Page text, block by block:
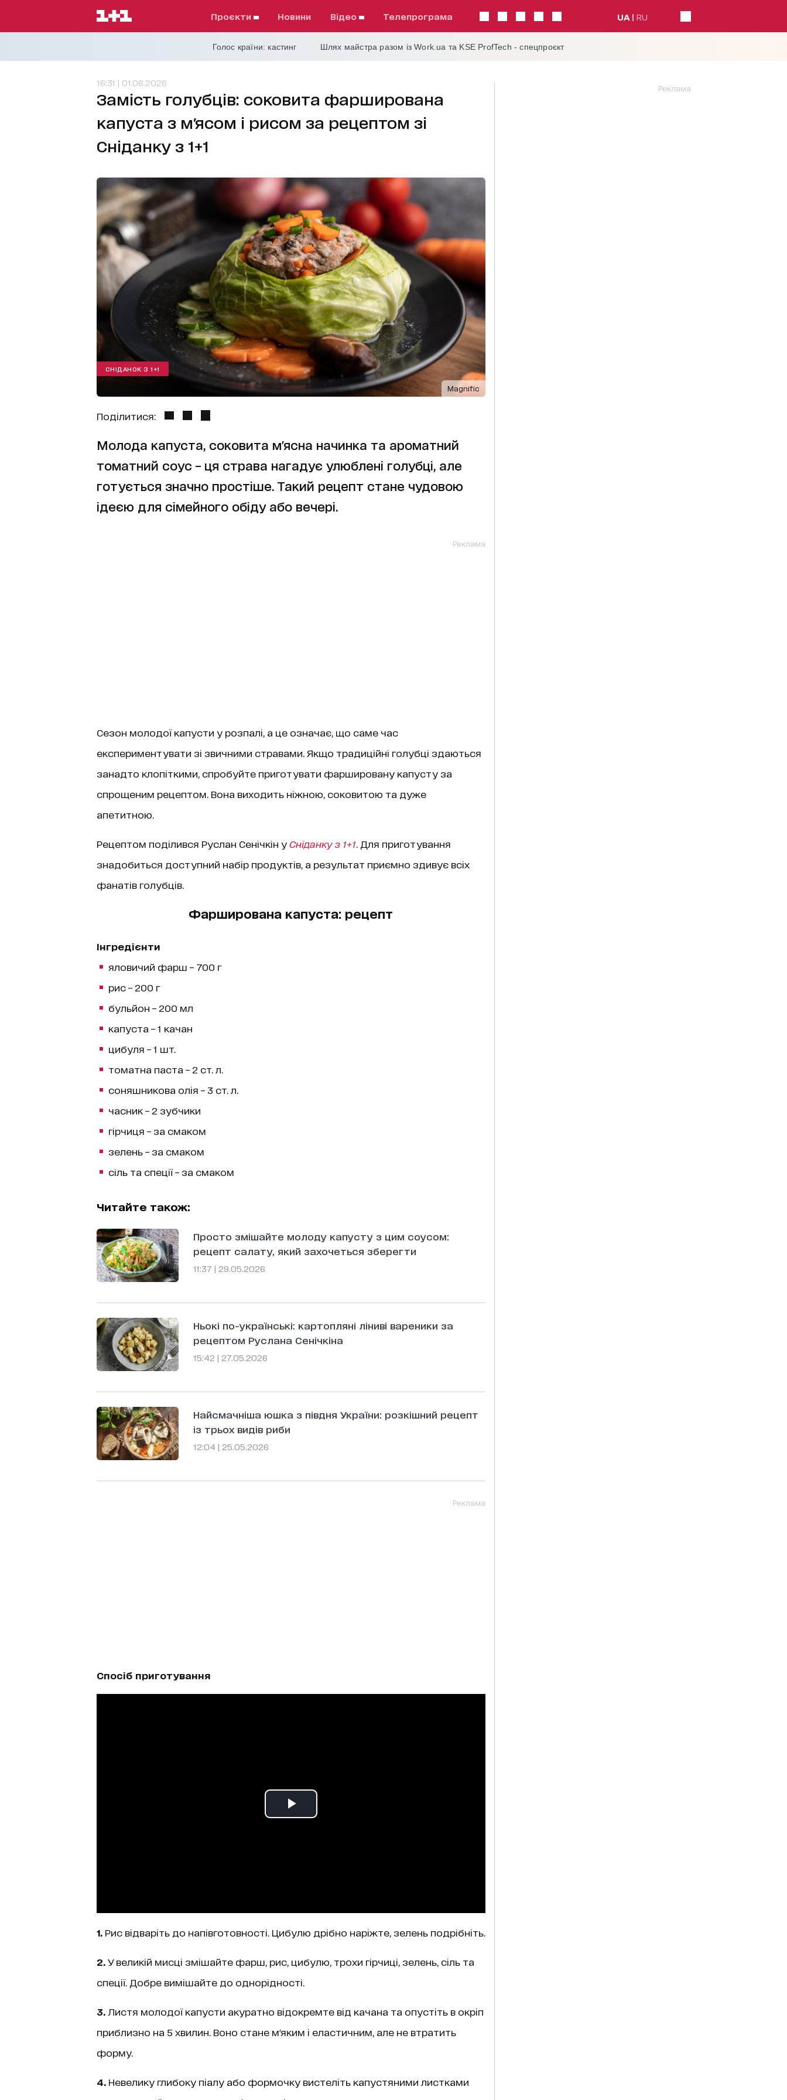
проєкти Новини відео телепрограма UA RU
Голос країни: кастинг Шлях майстра разом із Work.ua та KSE ProfTech - спецпроєкт
16:31 | 01.06.2026
Замість голубців: соковита фарширована
капуста з м'ясом і рисом за рецептом зі
Сніданку з 1+1
Magnific
СНІДАНОК З 1+1
Поділитися:
Молода капуста, соковита м'ясна начинка та ароматний
томатний соус – ця страва нагадує улюблені голубці, але
готується значно простіше. Такий рецепт стане чудовою
ідеєю для сімейного обіду або вечері.
Реклама
Сезон молодої капусти у розпалі, а це означає, що саме час
експериментувати зі звичними стравами. Якщо традиційні голубці здаються
занадто клопіткими, спробуйте приготувати фаршировану капусту за
спрощеним рецептом. Вона виходить ніжною, соковитою та дуже
апетитною.
Рецептом поділився Руслан Сенічкін у Сніданку з 1+1 . Для приготування
знадобиться доступний набір продуктів, а результат приємно здивує всіх
фанатів голубців.
Фарширована капуста: рецепт
Інгредієнти
яловичий фарш – 700 г
рис – 200 г
бульйон – 200 мл
капуста – 1 качан
цибуля – 1 шт.
томатна паста – 2 ст. л.
соняшникова олія – 3 ст. л.
часник – 2 зубчики
гірчиця – за смаком
зелень – за смаком
сіль та спеції – за смаком
Читайте також:
Просто змішайте молоду капусту з цим соусом:
рецепт салату, який захочеться зберегти
11:37 | 29.05.2026
Ньокі по-українські: картопляні ліниві вареники за
рецептом Руслана Сенічкіна
15:42 | 27.05.2026
Найсмачніша юшка з півдня України: розкішний рецепт
із трьох видів риби
12:04 | 25.05.2026
Реклама
Спосіб приготування
1.Рис відваріть до напівготовності. Цибулю дрібно наріжте, зелень подрібніть.
2.У великій мисці змішайте фарш, рис, цибулю, трохи гірчиці, зелень, сіль та
спеції. Добре вимішайте до однорідності.
3. Листя молодої капусти акуратно відокремте від качана та опустіть в окріп
приблизно на 5 хвилин. Воно стане м'яким і еластичним, але не втратить
форму.
4.Невелику глибоку піалу або формочку вистеліть капустяними листками
Реклама